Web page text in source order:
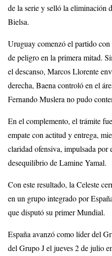
de la serie y selló la
Bielsa.
Uruguay comenzó el partido
de peligro en la primera mitad.
el descanso, Marcos Llorente
derecha, Baena controló en el
Fernando Muslera no pudo
En el complemento, el trámite
empate con actitud y entrega,
claridad ofensiva, impulsada
desequilibrio de Lamine Yamal.
Con este resultado, la Celeste
en un grupo integrado por
que disputó su primer Mundial.
España avanzó como líder del
del Grupo J el jueves 2 de julio